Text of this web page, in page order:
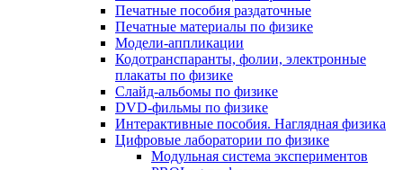
Печатные пособия раздаточные
Печатные материалы по физике
Модели-аппликации
Кодотранспаранты, фолии, электронные
плакаты по физике
Слайд-альбомы по физике
DVD-фильмы по физике
Интерактивные пособия. Наглядная физика
Цифровые лаборатории по физике
Модульная система экспериментов